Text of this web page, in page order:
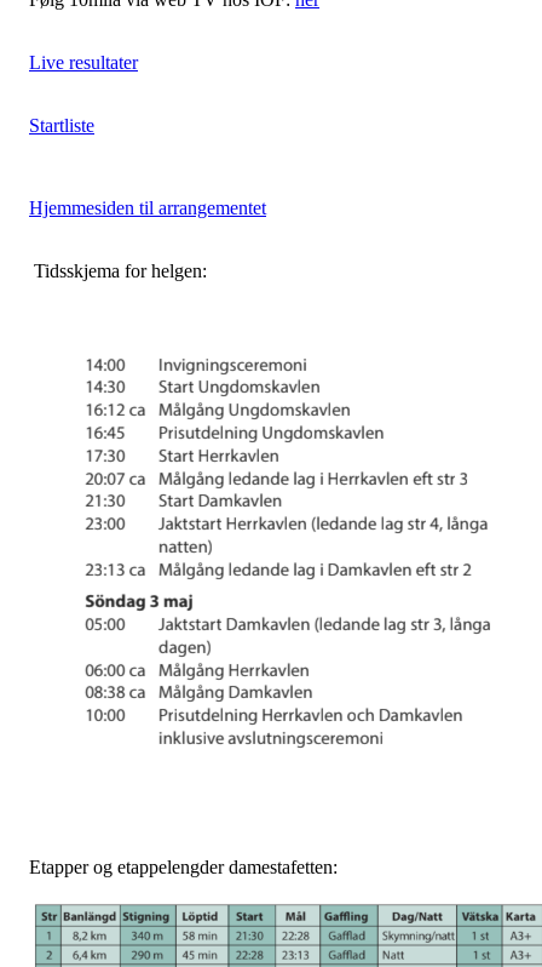
Live resultater
Startliste
Hjemmesiden til arrangementet
Tidsskjema for helgen:
Etapper og etappelengder damestafetten: